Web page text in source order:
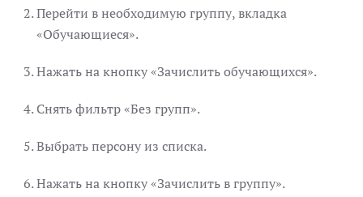
Перейти в необходимую группу, вкладка
«Обучающиеся».
Нажать на кнопку «Зачислить обучающихся».
Снять фильтр «Без групп».
Выбрать персону из списка.
Нажать на кнопку «Зачислить в группу».